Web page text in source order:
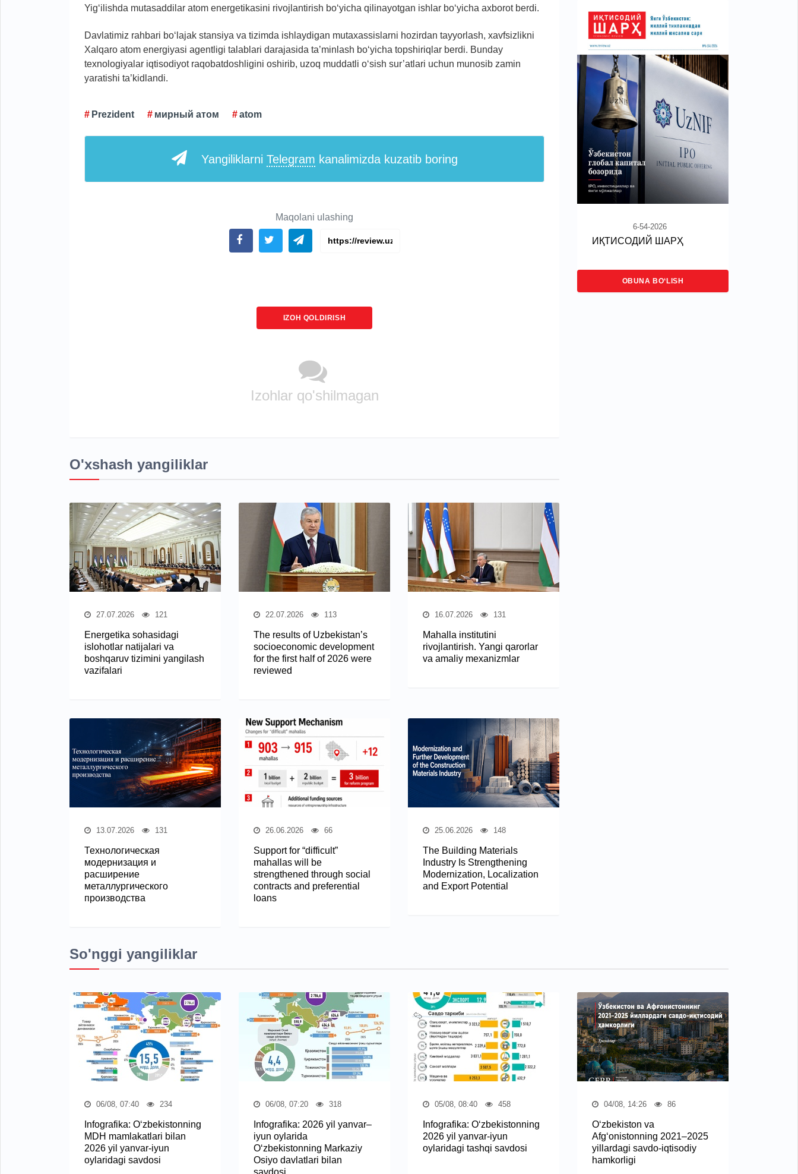
Yig‘ilishda mutasaddilar atom energetikasini rivojlantirish bo‘yicha qilinayotgan ishlar bo‘yicha axborot berdi.
Davlatimiz rahbari bo‘lajak stansiya va tizimda ishlaydigan mutaxassislarni hozirdan tayyorlash, xavfsizlikni
Xalqaro atom energiyasi agentligi talablari darajasida ta’minlash bo‘yicha topshiriqlar berdi. Bunday
texnologiyalar iqtisodiyot raqobatdoshligini oshirib, uzoq muddatli o‘sish sur’atlari uchun munosib zamin
yaratishi ta’kidlandi.
Prezident мирный атом atom
Yangiliklarni Telegram kanalimizda kuzatib boring
Maqolani ulashing
IZOH QOLDIRISH
Izohlar qo'shilmagan
O'xshash yangiliklar
27.07.2026 121
Energetika sohasidagi
islohotlar natijalari va
boshqaruv tizimini yangilash
vazifalari
22.07.2026 113
The results of Uzbekistan’s
socioeconomic development
for the first half of 2026 were
reviewed
16.07.2026 131
Mahalla institutini
rivojlantirish. Yangi qarorlar
va amaliy mexanizmlar
13.07.2026 131
Технологическая
модернизация и
расширение
металлургического
производства
26.06.2026 66
Support for “difficult”
mahallas will be
strengthened through social
contracts and preferential
loans
25.06.2026 148
The Building Materials
Industry Is Strengthening
Modernization, Localization
and Export Potential
6-54-2026
ИҚТИСОДИЙ ШАРҲ
OBUNA BO‘LISH
So'nggi yangiliklar
06/08, 07:40 234
Infografika: O‘zbekistonning
MDH mamlakatlari bilan
2026 yil yanvar-iyun
oylaridagi savdosi
06/08, 07:20 318
Infografika: 2026 yil yanvar–
iyun oylarida
O‘zbekistonning Markaziy
Osiyo davlatlari bilan
savdosi
05/08, 08:40 458
Infografika: O‘zbekistonning
2026 yil yanvar-iyun
oylaridagi tashqi savdosi
04/08, 14:26 86
O‘zbekiston va
Afg‘onistonning 2021–2025
yillardagi savdo-iqtisodiy
hamkorligi